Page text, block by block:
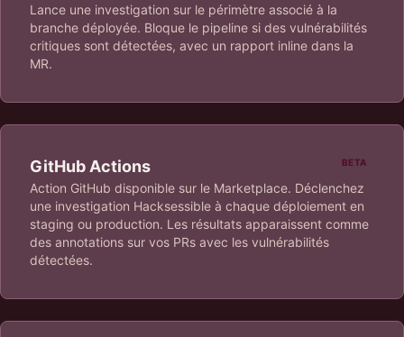
Lance une investigation sur le périmètre associé à la
branche déployée. Bloque le pipeline si des vulnérabilités
critiques sont détectées, avec un rapport inline dans la
MR.
GitHub Actions BETA
Action GitHub disponible sur le Marketplace. Déclenchez
une investigation Hacksessible à chaque déploiement en
staging ou production. Les résultats apparaissent comme
des annotations sur vos PRs avec les vulnérabilités
détectées.